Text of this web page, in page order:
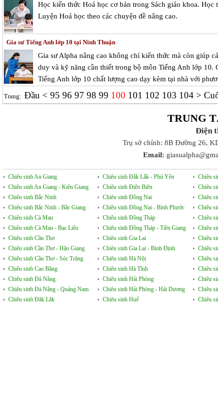
Học kiến thức Hoá học cơ bản trong Sách giáo khoa. Học
Luyện Hoá học theo các chuyện đề nâng cao.
Gia sư Tiếng Anh lớp 10 tại Ninh Thuận
Gia sư Alpha nâng cao không chỉ kiến thức mà còn giúp
duy và kỹ năng cần thiết trong bộ môn Tiếng Anh lớp 10.
Tiếng Anh lớp 10 chất lượng cao dạy kèm tại nhà với
Trang: Đầu < 95 96 97 98 99 100 101 102 103 104 >
TRUNG
Điện
Trụ sở chính: 8B Đường 26,
Email:
Chiêu sinh An Giang
Chiêu sinh An Giang - Kiên Giang
Chiêu sinh Bắc Ninh
Chiêu sinh Bắc Ninh - Bắc Giang
Chiêu sinh Cà Mau
Chiêu sinh Cà Mau - Bạc Liêu
Chiêu sinh Cần Thơ
Chiêu sinh Cần Thơ - Hậu Giang
Chiêu sinh Cần Thơ - Sóc Trăng
Chiêu sinh Cao Bằng
Chiêu sinh Đà Nẵng
Chiêu sinh Đà Nẵng - Quảng Nam
Chiêu sinh Đăk Lăk
Chiêu sinh Đắk Lắk - Phú Yên
Chiêu sinh Điện Biên
Chiêu sinh Đồng Nai
Chiêu sinh Đồng Nai - Bình Phước
Chiêu sinh Đồng Tháp
Chiêu sinh Đồng Tháp - Tiền Giang
Chiêu sinh Gia Lai
Chiêu sinh Gia Lai - Bình Định
Chiêu sinh Hà Nội
Chiêu sinh Hà Tĩnh
Chiêu sinh Hải Phòng
Chiêu sinh Hải Phòng - Hải Dương
Chiêu sinh Huế
Chiêu
Chiêu
Chiêu
Chiêu
Chiêu
Chiêu
Chiêu
Chiêu
Chiêu
Chiêu
Chiêu
Chiêu
Chiêu